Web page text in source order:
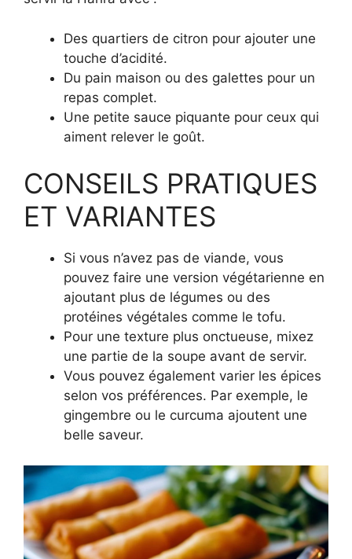
Des quartiers de citron pour ajouter une
touche d’acidité.
Du pain maison ou des galettes pour un
repas complet.
Une petite sauce piquante pour ceux qui
aiment relever le goût.
CONSEILS PRATIQUES
ET VARIANTES
Si vous n’avez pas de viande, vous
pouvez faire une version végétarienne en
ajoutant plus de légumes ou des
protéines végétales comme le tofu.
Pour une texture plus onctueuse, mixez
une partie de la soupe avant de servir.
Vous pouvez également varier les épices
selon vos préférences. Par exemple, le
gingembre ou le curcuma ajoutent une
belle saveur.